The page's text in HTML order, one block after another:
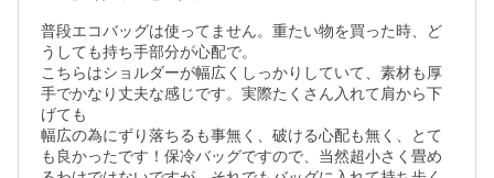
普段エコバッグは使ってません。重たい物を買った時、ど
うしても持ち手部分が心配で。
こちらはショルダーが幅広くしっかりしていて、素材も厚
手でかなり丈夫な感じです。実際たくさん入れて肩から下
げても
幅広の為にずり落ちるも事無く、破ける心配も無く、とて
も良かったです！保冷バッグですので、当然超小さく畳め